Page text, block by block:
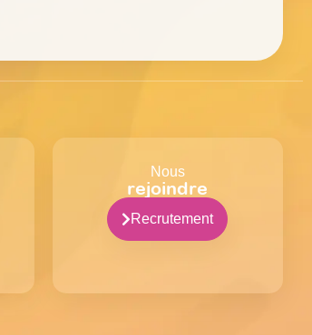
Nous
rejoindre
Recrutement